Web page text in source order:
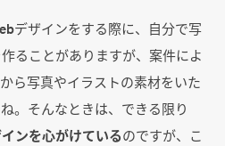
デザインをする際に、自分で写
ることがありますが、案件によ
ら写真やイラストの素材をいた
。そんなときは、できる限り
ンを心がけているのですが、こ